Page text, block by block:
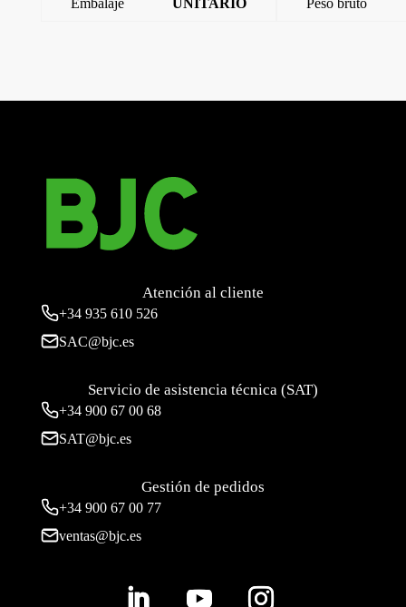
Atención al cliente
+34 935 610 526
SAC@bjc.es
Servicio de asistencia técnica (SAT)
+34 900 67 00 68
SAT@bjc.es
Gestión de pedidos
+34 900 67 00 77
ventas@bjc.es